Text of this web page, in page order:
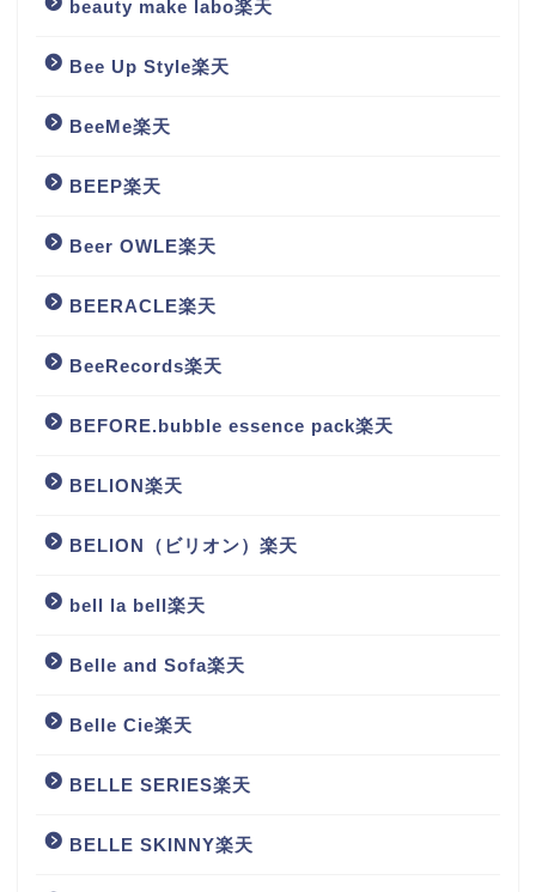
beauty make labo楽天
Bee Up Style楽天
BeeMe楽天
BEEP楽天
Beer OWLE楽天
BEERACLE楽天
BeeRecords楽天
BEFORE.bubble essence pack楽天
BELION楽天
BELION（ビリオン）楽天
bell la bell楽天
Belle and Sofa楽天
Belle Cie楽天
BELLE SERIES楽天
BELLE SKINNY楽天